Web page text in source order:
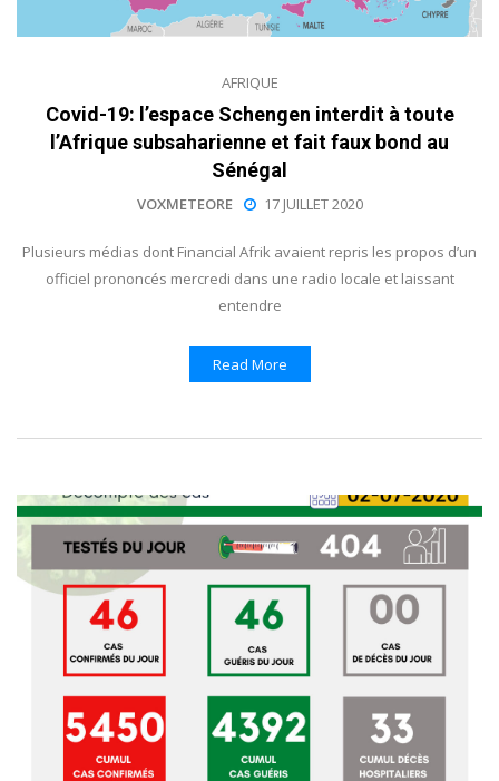
AFRIQUE
Covid-19: l’espace Schengen interdit à toute
l’Afrique subsaharienne et fait faux bond au
Sénégal
VOXMETEORE 17 JUILLET 2020
Plusieurs médias dont Financial Afrik avaient repris les propos d’un
officiel prononcés mercredi dans une radio locale et laissant
entendre
Read More